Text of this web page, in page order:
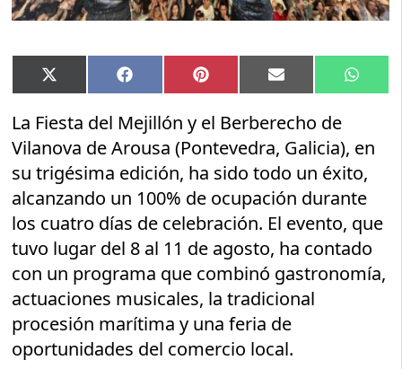
Compartir
en
X
(Twitter)
Compartir
en
Facebook Compartir
en
Pinterest Compartir
en
Email
en
La Fiesta del Mejillón y el Berberecho de
Vilanova de Arousa (Pontevedra, Galicia), en
su trigésima edición, ha sido todo un éxito,
alcanzando un 100% de ocupación durante
los cuatro días de celebración. El evento, que
tuvo lugar del 8 al 11 de agosto, ha contado
con un programa que combinó gastronomía,
actuaciones musicales, la tradicional
procesión marítima y una feria de
oportunidades del comercio local.